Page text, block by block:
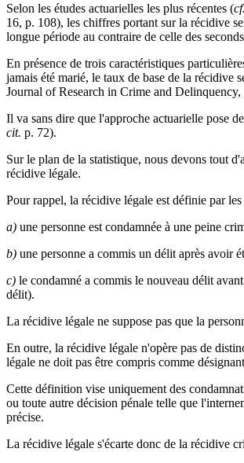
Selon les études actuarielles les plus récentes (cf.
16, p. 108), les chiffres portant sur la récidive
longue période au contraire de celle des
En présence de trois caractéristiques
jamais été marié, le taux de base de la récidive
Journal of Research in Crime and
Il va sans dire que l'approche actuarielle pose
cit. p. 72).
Sur le plan de la statistique, nous devons tout
récidive légale.
Pour rappel, la récidive légale est définie par
a) une personne est condamnée à une peine
b) une personne a commis un délit après avoir
c) le condamné a commis le nouveau délit
délit).
La récidive légale ne suppose pas que la
En outre, la récidive légale n'opère pas de
légale ne doit pas être compris comme
Cette définition vise uniquement des
ou toute autre décision pénale telle que
précise.
La récidive légale s'écarte donc de la récidive